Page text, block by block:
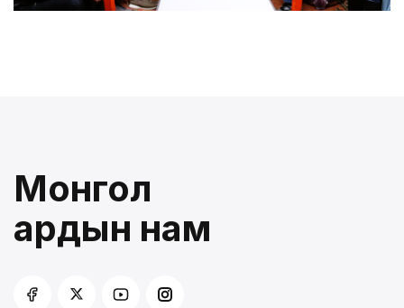
Монгол
ардын нам